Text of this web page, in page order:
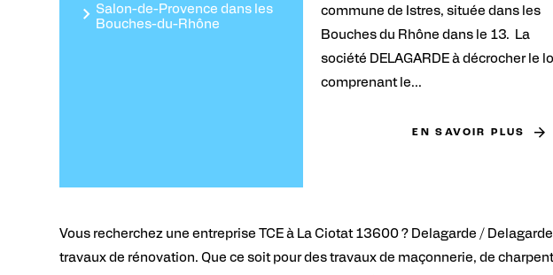
Salon-de-Provence dans les
Bouches-du-Rhône
commune de Istres, située dans les
Bouches du Rhône dans le 13. La
société DELAGARDE à décrocher le
comprenant le...
EN SAVOIR PLUS
Vous recherchez une entreprise TCE à La Ciotat 13600 ? Delagarde /
travaux de rénovation. Que ce soit pour des travaux de maçonnerie, de